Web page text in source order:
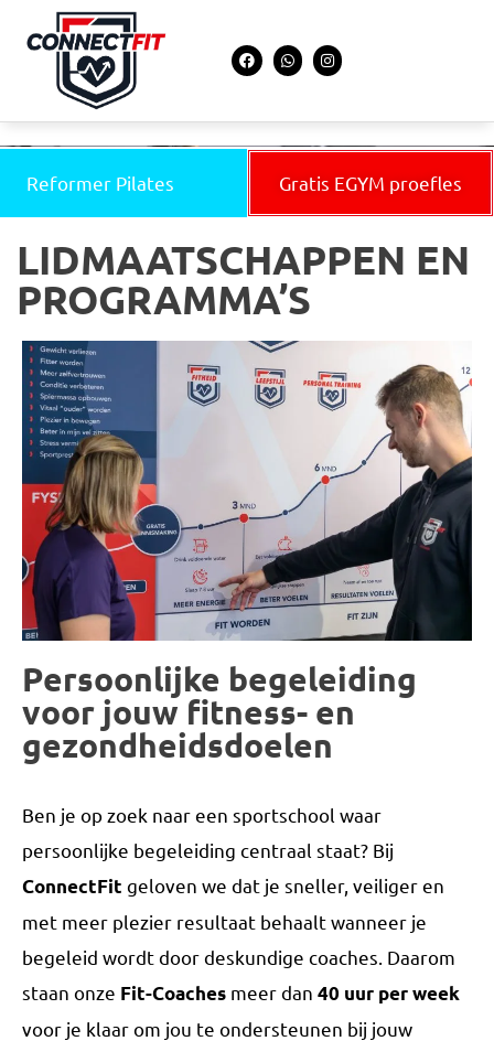
Reformer Pilates Gratis EGYM proefles
LIDMAATSCHAPPEN EN
PROGRAMMA’S
Persoonlijke begeleiding
voor jouw fitness- en
gezondheidsdoelen
Ben je op zoek naar een sportschool waar
persoonlijke begeleiding centraal staat? Bij
ConnectFit geloven we dat je sneller, veiliger en
met meer plezier resultaat behaalt wanneer je
begeleid wordt door deskundige coaches. Daarom
staan onze Fit-Coaches meer dan 40 uur per week
voor je klaar om jou te ondersteunen bij jouw